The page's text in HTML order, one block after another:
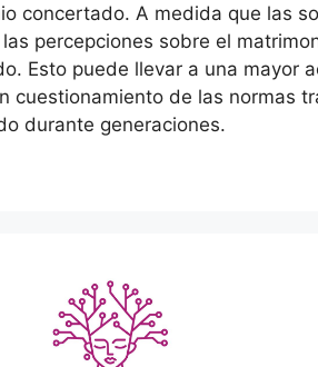
concertado. A medida que las
percepciones sobre el
Esto puede llevar a una mayor
cuestionamiento de las normas
durante generaciones.